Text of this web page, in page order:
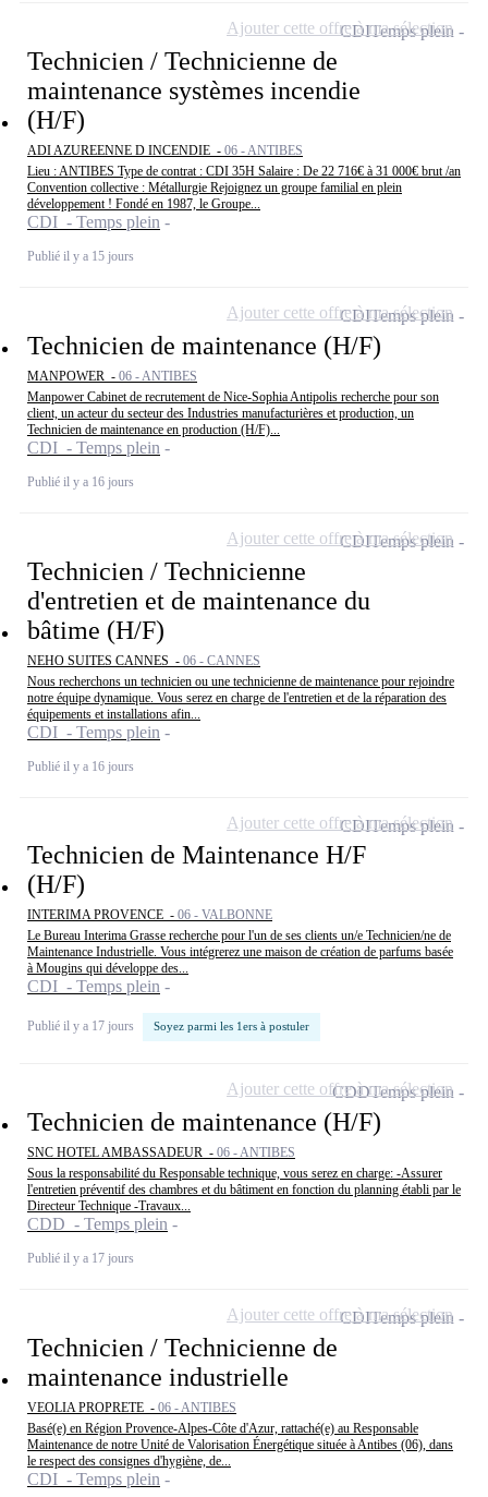
Technicien / Technicienne de
maintenance systèmes incendie
(H/F)
ADI AZUREENNE D INCENDIE - 06 - ANTIBES
Lieu : ANTIBES Type de contrat : CDI 35H Salaire : De 22 716€ à 31 000€ brut /an
Convention collective : Métallurgie Rejoignez un groupe familial en plein
développement ! Fondé en 1987, le Groupe...
CDI - Temps plein
Publié il y a 15 jours
CDITemps plein
Ajouter cette offre à ma sélection
Technicien de maintenance (H/F)
MANPOWER - 06 - ANTIBES
Manpower Cabinet de recrutement de Nice-Sophia Antipolis recherche pour son
client, un acteur du secteur des Industries manufacturières et production, un
Technicien de maintenance en production (H/F)...
CDI - Temps plein
Publié il y a 16 jours
CDITemps plein
Ajouter cette offre à ma sélection
Technicien / Technicienne
d'entretien et de maintenance du
bâtime (H/F)
NEHO SUITES CANNES - 06 - CANNES
Nous recherchons un technicien ou une technicienne de maintenance pour rejoindre
notre équipe dynamique. Vous serez en charge de l'entretien et de la réparation des
équipements et installations afin...
CDI - Temps plein
Publié il y a 16 jours
CDITemps plein
Ajouter cette offre à ma sélection
Technicien de Maintenance H/F
(H/F)
INTERIMA PROVENCE - 06 - VALBONNE
Le Bureau Interima Grasse recherche pour l'un de ses clients un/e Technicien/ne de
Maintenance Industrielle. Vous intégrerez une maison de création de parfums basée
à Mougins qui développe des...
CDI - Temps plein
Publié il y a 17 jours Soyez parmi les 1ers à postuler
CDITemps plein
Ajouter cette offre à ma sélection
Technicien de maintenance (H/F)
SNC HOTEL AMBASSADEUR - 06 - ANTIBES
Sous la responsabilité du Responsable technique, vous serez en charge: -Assurer
l'entretien préventif des chambres et du bâtiment en fonction du planning établi par le
Directeur Technique -Travaux...
CDD - Temps plein
Publié il y a 17 jours
CDDTemps plein
Ajouter cette offre à ma sélection
Technicien / Technicienne de
maintenance industrielle
VEOLIA PROPRETE - 06 - ANTIBES
Basé(e) en Région Provence-Alpes-Côte d'Azur, rattaché(e) au Responsable
Maintenance de notre Unité de Valorisation Énergétique située à Antibes (06), dans
le respect des consignes d'hygiène, de...
CDI - Temps plein
CDITemps plein
Ajouter cette offre à ma sélection